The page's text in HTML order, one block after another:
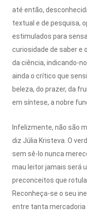
até então,
textual e de pesquisa,
estimulados para
curiosidade de saber e
da ciência, indicando-
ainda o crítico que
beleza, do prazer, da
em síntese, a nobre
Infelizmente, não são
diz Júlia Kristeva. O
sem sê-lo nunca
mau leitor jamais será
preconceitos que
Reconheça-se o seu
entre tanta